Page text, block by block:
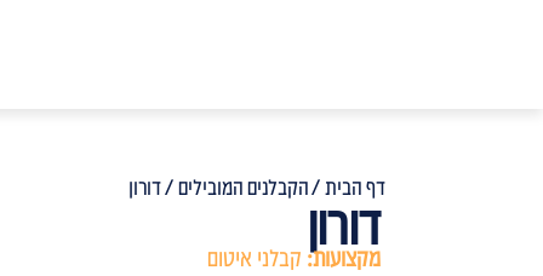
דף הבית /הקבלנים המובילים /דורון
דורון
מקצועות: קבלני איטום